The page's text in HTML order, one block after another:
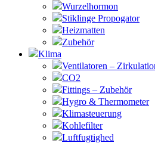
Wurzelhormon
Stiklinge Propogator
Heizmatten
Zubehör
Klima
Ventilatoren –
CO2
Fittings – Zubehör
Hygro & Thermometer
Klimasteuerung
Kohlefilter
Luftfugtighed